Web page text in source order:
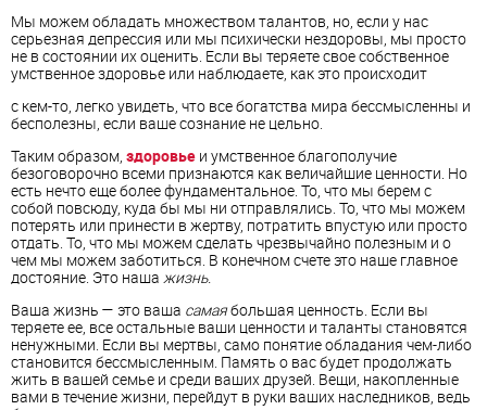
Мы можем обладать множеством талантов, но, если у нас
серьезная депрессия или мы психически нездоровы, мы просто
не в состоянии их оценить. Если вы теряете свое собственное
умственное здоровье или наблюдаете, как это происходит
с кем-то, легко увидеть, что все богатства мира бессмысленны и
бесполезны, если ваше сознание не цельно.
Таким образом, здоровье и умственное благополучие
безоговорочно всеми признаются как величайшие ценности. Но
есть нечто еще более фундаментальное. То, что мы берем с
собой повсюду, куда бы мы ни отправлялись. То, что мы можем
потерять или принести в жертву, потратить впустую или просто
отдать. То, что мы можем сделать чрезвычайно полезным и о
чем мы можем заботиться. В конечном счете это наше главное
достояние. Это наша жизнь.
Ваша жизнь — это ваша самаябольшая ценность. Если вы
теряете ее, все остальные ваши ценности и таланты становятся
ненужными. Если вы мертвы, само понятие обладания чем-либо
становится бессмысленным. Память о вас будет продолжать
жить в вашей семье и среди ваших друзей. Вещи, накопленные
вами в течение жизни, перейдут в руки ваших наследников, ведь